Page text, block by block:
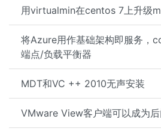
用virtualmin在centos 7上升级
将Azure用作基础架构即服务，
端点/负载平衡器
MDT和VC ++ 2010无声安装
VMware View客户端可以成为后